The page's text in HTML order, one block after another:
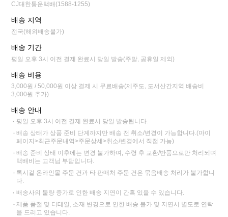
CJ대한통운택배(1588-1255)
배송 지역
전국(해외배송불가)
배송 기간
평일 오후 3시 이전 결제 완료시 당일 발송(주말, 공휴일 제외)
배송 비용
3,000원 / 50,000원 이상 결제 시 무료배송(제주도, 도서산간지역 배송비
3,000원 추가)
배송 안내
평일 오후 3시 이전 결제 완료시 당일 발송됩니다.
배송 상태가 상품 준비 단계까지만 배송 전 취소/변경이 가능합니다.(마이
페이지>최근주문내역>주문상세>취소/변경에서 직접 가능)
배송 준비 상태 이후에는 변경 불가하며, 수령 후 교환/반품으로만 처리되며
택배비는 고객님 부담입니다.
록시걸 온라인몰 주문 건과 타 판매처 주문 건은 묶음배송 처리가 불가합니
다.
배송사의 물량 증가로 인한 배송 지연이 간혹 있을 수 있습니다.
제품 품절 및 디테일, 소재 변경으로 인한 배송 불가 및 지연시 별도로 연락
을 드리고 있습니다.